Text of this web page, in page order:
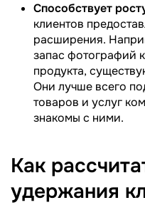
Способствует
клиентов
расширения.
запас фотографий
продукта,
Они лучше всего
товаров и услуг
знакомы с ними.
Как
удержания